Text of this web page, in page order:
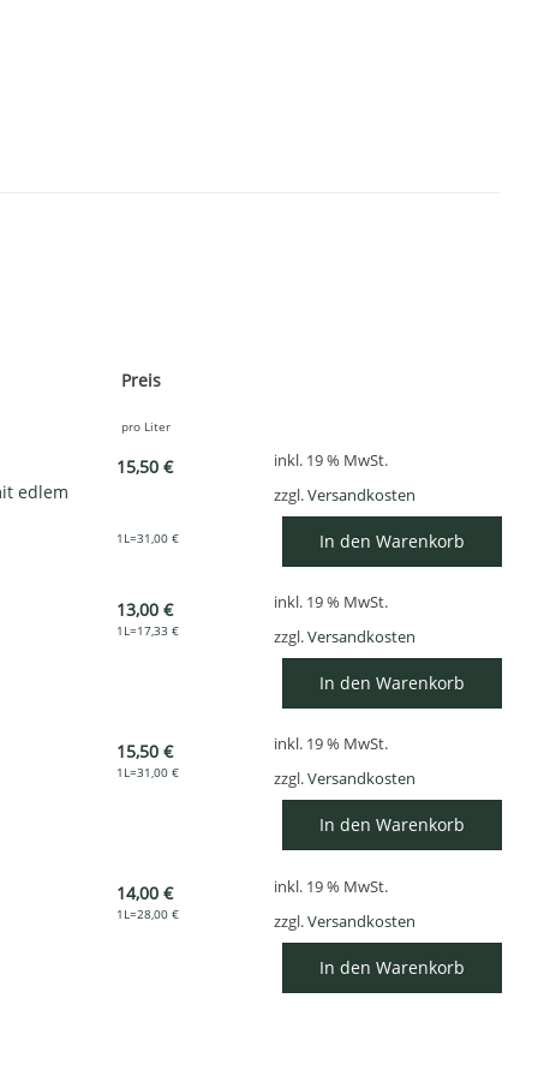
Preis
pro Liter
15,50 €
edlem
1L=31,00 €
inkl. 19 % MwSt.
zzgl.Versandkosten
In den Warenkorb
13,00 €
1L=17,33 €
inkl. 19 % MwSt.
zzgl.Versandkosten
In den Warenkorb
15,50 €
1L=31,00 €
inkl. 19 % MwSt.
zzgl.Versandkosten
In den Warenkorb
14,00 €
1L=28,00 €
inkl. 19 % MwSt.
zzgl.Versandkosten
In den Warenkorb